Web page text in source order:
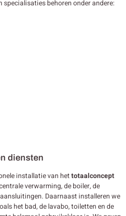
specialisaties behoren onder andere:
diensten
installatie van hettotaalconcept
verwarming, de boiler, de
Daarnaast installeren we
het bad, de lavabo, toiletten en de